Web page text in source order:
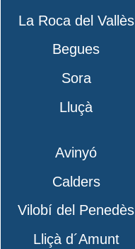
La Roca del Vallès
Begues
Sora
Lluçà
Avinyó
Calders
Vilobí del Penedès
Lliçà d´Amunt